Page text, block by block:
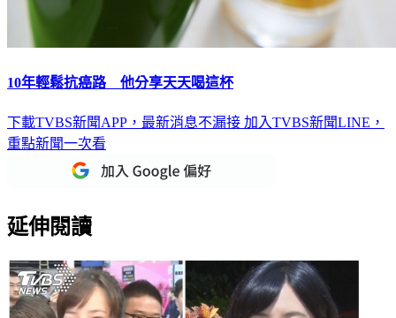
10年輕鬆抗癌路 他分享天天喝這杯
下載TVBS新聞APP，最新消息不漏接 加入TVBS新聞LINE，
重點新聞一次看
延伸閱讀